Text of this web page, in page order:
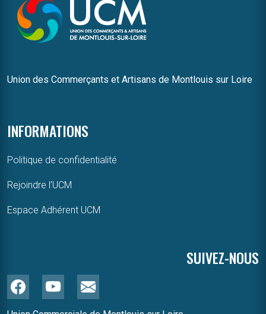
Union des Commerçants et Artisans de Montlouis sur Loire
INFORMATIONS
Politique de confidentialité
Rejoindre l’UCM
Espace Adhérent UCM
SUIVEZ-NOUS